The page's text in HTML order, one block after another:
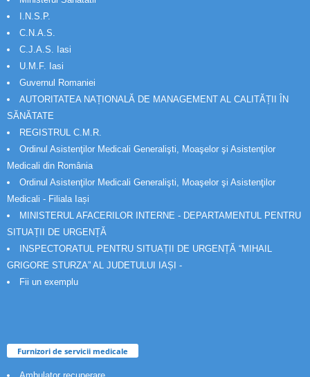
I.N.S.P.
C.N.A.S.
C.J.A.S. Iasi
U.M.F. Iasi
Guvernul Romaniei
AUTORITATEA NAȚIONALĂ DE MANAGEMENT AL CALITĂȚII ÎN
SĂNĂTATE
REGISTRUL C.M.R.
Ordinul Asistenţilor Medicali Generalişti, Moaşelor şi Asistenţilor
Medicali din România
Ordinul Asistenţilor Medicali Generalişti, Moaşelor şi Asistenţilor
Medicali - Filiala Iași
MINISTERUL AFACERILOR INTERNE - DEPARTAMENTUL PENTRU
SITUAȚII DE URGENȚĂ
INSPECTORATUL PENTRU SITUAȚII DE URGENȚĂ “MIHAIL
GRIGORE STURZA” AL JUDETULUI IAȘI -
Fii un exemplu
Furnizori de servicii medicale